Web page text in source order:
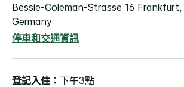
Bessie-Coleman-Strasse 16 Frankfurt,
Germany
停車和交通資訊
登記入住： 下午3點